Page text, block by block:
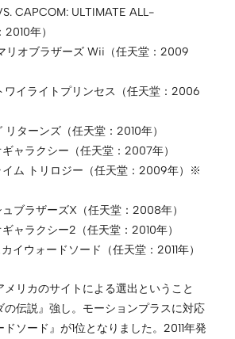
CAPCOM: ULTIMATE ALL-
年）
リオブラザーズ Wii（任天堂：2009
ワイライトプリンセス（任天堂：2006
ターンズ（任天堂：2010年）
ャラクシー（任天堂：2007年）
ム トリロジー（任天堂：2009年）※
ブラザーズX（任天堂：2008年）
ャラクシー2（任天堂：2010年）
イウォードソード（任天堂：2011年）
リカのサイトによる選出ということ
の伝説』強し。モーションプラスに対応
ソード』が1位となりました。2011年発